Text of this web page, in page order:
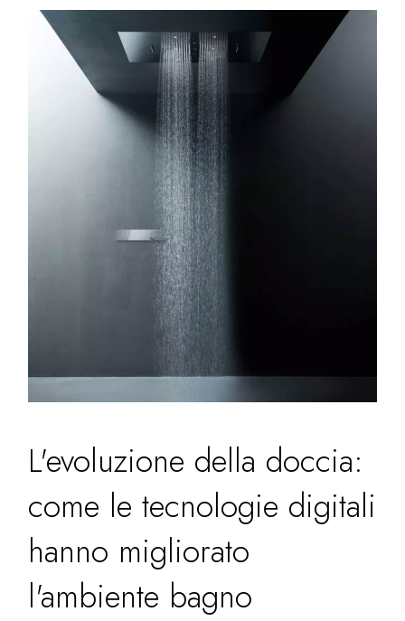
L'evoluzione della doccia:
come le tecnologie digitali
hanno migliorato
l'ambiente bagno